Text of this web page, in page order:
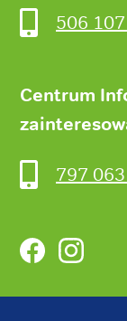
506
Centrum
797
Facebook